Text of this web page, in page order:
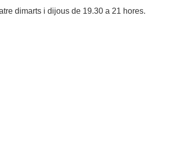
dimarts i dijous de 19.30 a 21 hores.